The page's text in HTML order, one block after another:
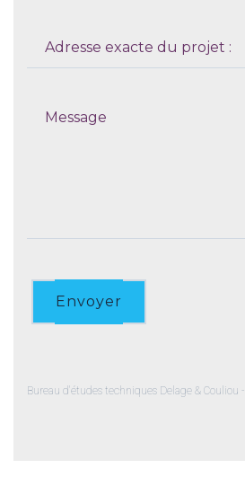
Envoyer
Bureau d'études techniques Delage & Couliou -